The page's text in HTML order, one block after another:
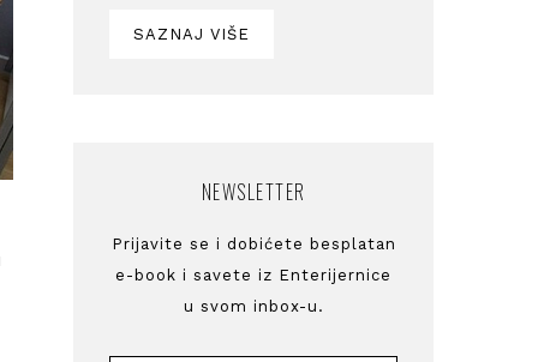
SAZNAJ VIŠE
NEWSLETTER
Prijavite se i dobićete besplatan
e-book i savete iz Enterijernice
u svom inbox-u.